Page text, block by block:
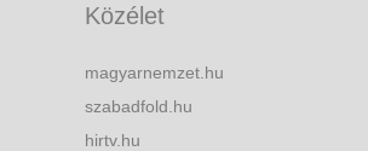
Közélet
magyarnemzet.hu
szabadfold.hu
hirtv.hu